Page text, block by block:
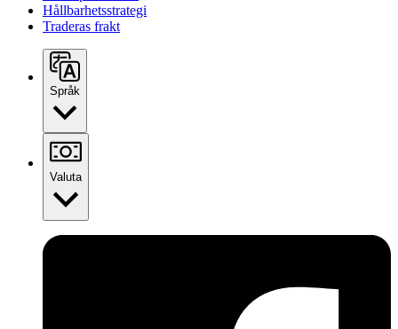
Hållbarhetsstrategi
Traderas frakt
Språk
Valuta